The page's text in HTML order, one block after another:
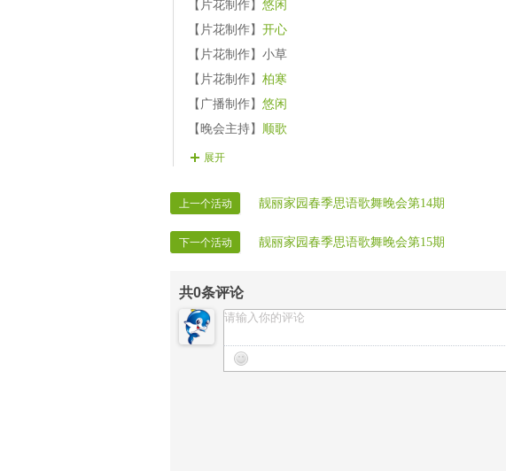
【片花制作】 悠闲
【片花制作】 开心
【片花制作】小草
【片花制作】 柏寒
【广播制作】 悠闲
【晚会主持】 顺歌
【晚会主持】
【晚会统计】雪柔
【晚会督查】冷魂
【片花护麦】
【片花护麦】
【片花护麦】 青衣
【片花护麦】
展开
上一个活动 靓丽家园春季思语歌舞晚会第14期
下一个活动 靓丽家园春季思语歌舞晚会第15期
共0条评论